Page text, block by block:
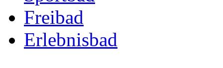
Freibad
Erlebnisbad